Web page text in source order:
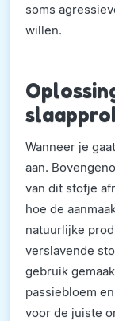
soms
willen.
Wanneer je
aan.
van dit stofje
hoe de
natuurlijke
verslavende
gebruik
passiebloem
voor de juiste